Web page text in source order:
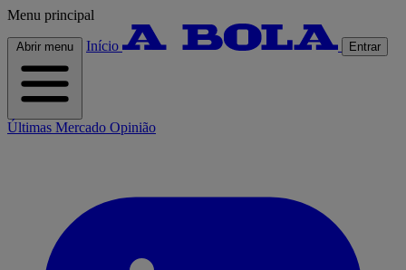
Menu principal
Abrir menu Início Entrar
Últimas Mercado Opinião